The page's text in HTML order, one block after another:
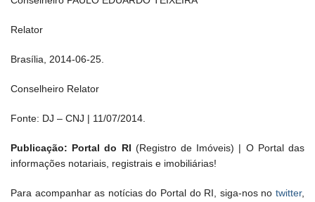
Relator
Brasília, 2014-06-25.
Conselheiro Relator
Fonte: DJ – CNJ | 11/07/2014.
Publicação: Portal do RI (Registro de Imóveis) | O Portal das
informações notariais, registrais e imobiliárias!
Para acompanhar as notícias do Portal do RI, siga-nos no twitter,